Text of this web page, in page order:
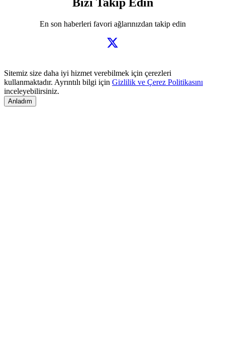
En son haberleri favori ağlarınızdan takip edin
Sitemiz size daha iyi hizmet verebilmek için çerezleri
kullanmaktadır. Ayrıntılı bilgi için Gizlilik ve Çerez Politikasını
inceleyebilirsiniz.
Anladım